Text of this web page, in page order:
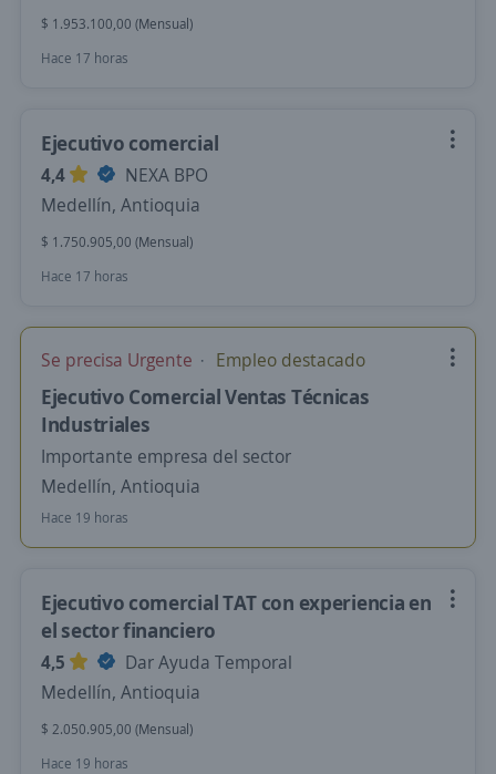
$ 1.953.100,00 (Mensual)
Hace 17 horas
Ejecutivo comercial
4,4
NEXA BPO
Medellín, Antioquia
$ 1.750.905,00 (Mensual)
Hace 17 horas
Se precisa Urgente Empleo destacado
Ejecutivo Comercial Ventas Técnicas
Industriales
Importante empresa del sector
Medellín, Antioquia
Hace 19 horas
Ejecutivo comercial TAT con experiencia en
el sector financiero
4,5
Dar Ayuda Temporal
Medellín, Antioquia
$ 2.050.905,00 (Mensual)
Hace 19 horas